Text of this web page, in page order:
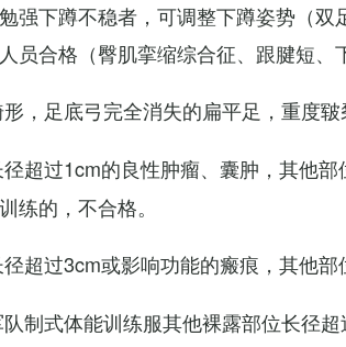
强下蹲不稳者，可调整下蹲姿势（
员合格（臀肌挛缩综合征、跟腱短、
，足底弓完全消失的扁平足，重度皲
超过1cm的良性肿瘤、囊肿，其他
练的，不合格。
超过3cm或影响功能的瘢痕，其他部
制式体能训练服其他裸露部位长径